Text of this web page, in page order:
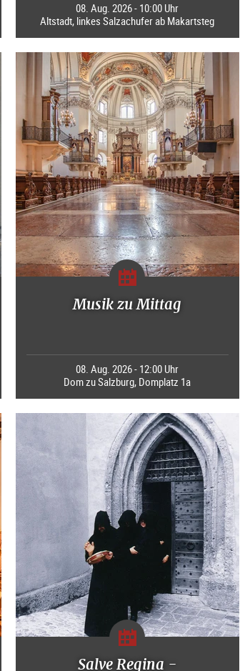
08. Aug. 2026 - 10:00 Uhr
Altstadt, linkes Salzachufer ab Makartsteg
Musik zu Mittag
08. Aug. 2026 - 12:00 Uhr
Dom zu Salzburg, Domplatz 1a
Salve Regina -